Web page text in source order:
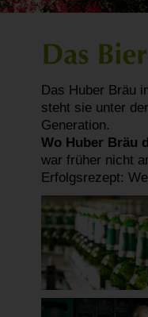
Das Huber Bräu
steht sie unter
Generation.
Wo Huber Bräu
war früher nicht
Erfolgsrezept: